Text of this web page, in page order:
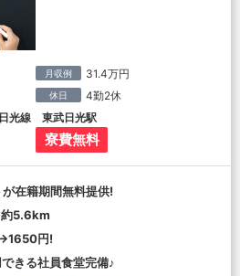
月収例 31.4万円
休日 4勤2休
光線 東武日光駅
寮費無料
が在籍期間無料提供!
約5.6km
→1650円!
きる社員食堂完備♪